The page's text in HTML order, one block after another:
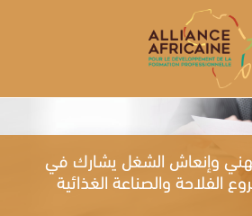
وإنعاش الشغل يشارك في
الفلاحة والصناعة الغذائية